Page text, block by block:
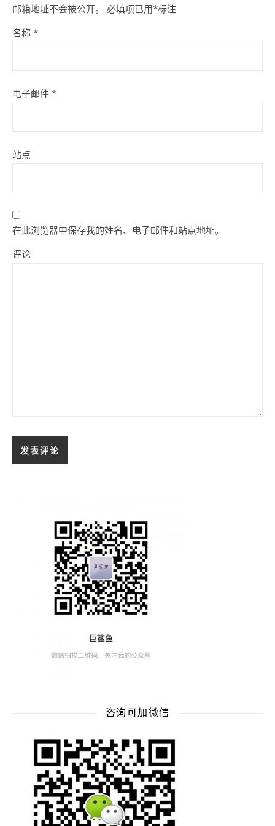
邮箱地址不会被公开。 必填项已用*标注
名称 *
电子邮件 *
站点
在此浏览器中保存我的姓名、电子邮件和站点地址。
评论
咨询可加微信